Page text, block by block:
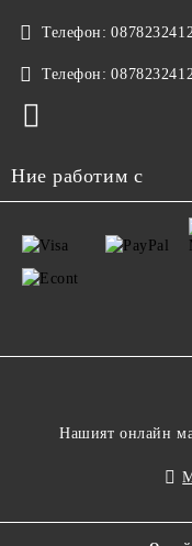
Телефон:
Телефон:
Ние работим с
Нашият онлайн